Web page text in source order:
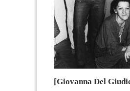
[Giovanna Del